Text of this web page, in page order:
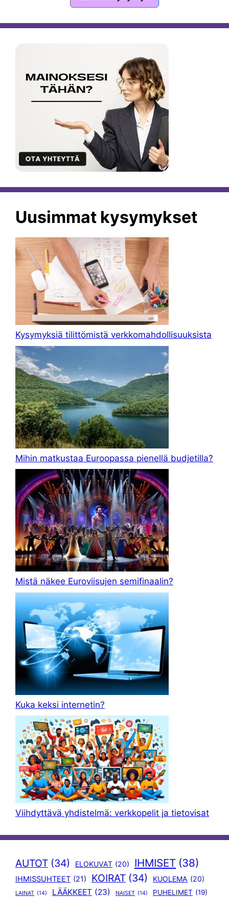
Uusimmat kysymykset
Kysymyksiä tilittömistä verkkomahdollisuuksista
Mihin matkustaa Euroopassa pienellä budjetilla?
Mistä näkee Euroviisujen semifinaalin?
Kuka keksi internetin?
Viihdyttävä yhdistelmä: verkkopelit ja tietovisat
AUTOT (34) ELOKUVAT (20) IHMISET (38)
IHMISSUHTEET (21) KOIRAT (34) KUOLEMA (20)
LAINAT (14) LÄÄKKEET (23) NAISET (14) PUHELIMET (19)